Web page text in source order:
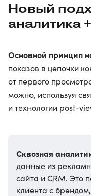
Новый
аналитика
Основной принцип
показов в цепочки
от первого
можно, используя
и технологии post-
Сквозная
данные из
сайта и CRM. Это
клиента с